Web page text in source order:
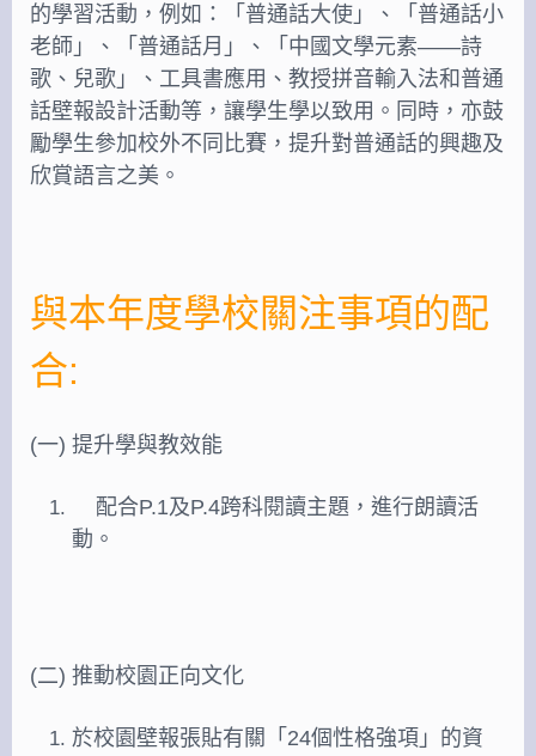
的學習活動，例如：「普通話大使」、「普通話小
老師」、「普通話月」、「中國文學元素——詩
歌、兒歌」、工具書應用、教授拼音輸入法和普通
話壁報設計活動等，讓學生學以致用。同時，亦鼓
勵學生參加校外不同比賽，提升對普通話的興趣及
欣賞語言之美。
與本年度學校關注事項的配
合:
(一) 提升學與教效能
配合P.1及P.4跨科閱讀主題，進行朗讀活
動。
(二) 推動校園正向文化
於校園壁報張貼有關「24個性格強項」的資